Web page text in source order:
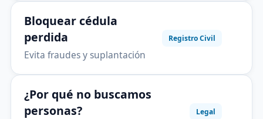
Bloquear cédula
perdida
Evita fraudes y suplantación
Registro Civil
¿Por qué no buscamos
personas?
Legal